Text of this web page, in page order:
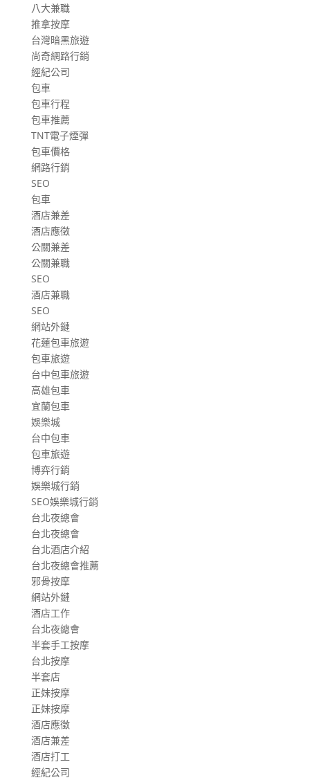
八大兼職
推拿按摩
台灣暗黑旅遊
尚奇網路行銷
經紀公司
包車
包車行程
包車推薦
TNT電子煙彈
包車價格
網路行銷
SEO
包車
酒店兼差
酒店應徵
公關兼差
公關兼職
SEO
酒店兼職
SEO
網站外鏈
花蓮包車旅遊
包車旅遊
台中包車旅遊
高雄包車
宜蘭包車
娛樂城
台中包車
包車旅遊
博弈行銷
娛樂城行銷
SEO娛樂城行銷
台北夜總會
台北夜總會
台北酒店介紹
台北夜總會推薦
邪骨按摩
網站外鏈
酒店工作
台北夜總會
半套手工按摩
台北按摩
半套店
正妹按摩
正妹按摩
酒店應徵
酒店兼差
酒店打工
經紀公司